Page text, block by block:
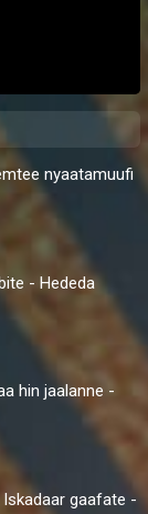
nyaatamuufi
- Hededa
hin jaalanne -
gaafate -